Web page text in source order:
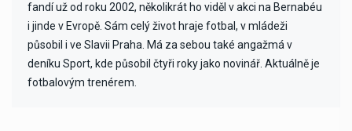
fandí už od roku 2002, několikrát ho viděl v akci na Bernabéu
i jinde v Evropě. Sám celý život hraje fotbal, v mládeži
působil i ve Slavii Praha. Má za sebou také angažmá v
deníku Sport, kde působil čtyři roky jako novinář. Aktuálně je
fotbalovým trenérem.